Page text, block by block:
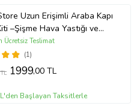
Uzun Erişimli Araba Kapı
–Şişme Hava Yastığı ve
Otomatik Kapı Açıcı
(1)
Ücretsiz Teslimat
1999,00 TL
Başlayan Taksitlerle